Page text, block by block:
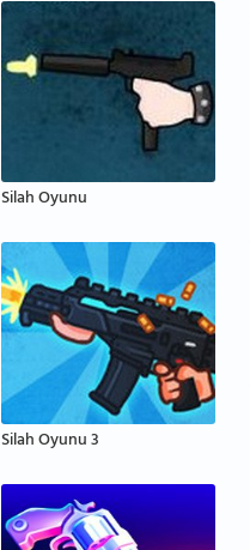
Silah Oyunu
Silah Oyunu 3